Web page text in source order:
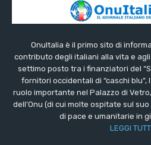
OnuItalia è il primo sito di
contributo degli italiani alla vita e
settimo posto tra i finanziatori del
fornitori occidentali di “caschi blu”,
ruolo importante nel Palazzo di
dell’Onu (di cui molte ospitate sul
di pace e umanitarie in
LEGGI